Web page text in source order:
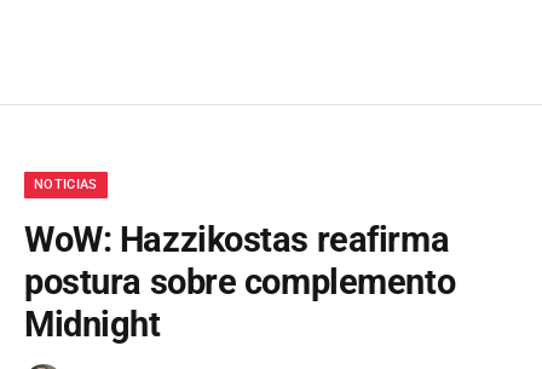
NOTICIAS
WoW: Hazzikostas reafirma
postura sobre complemento
Midnight